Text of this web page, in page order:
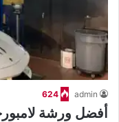
admin
624
أفضل ورشة